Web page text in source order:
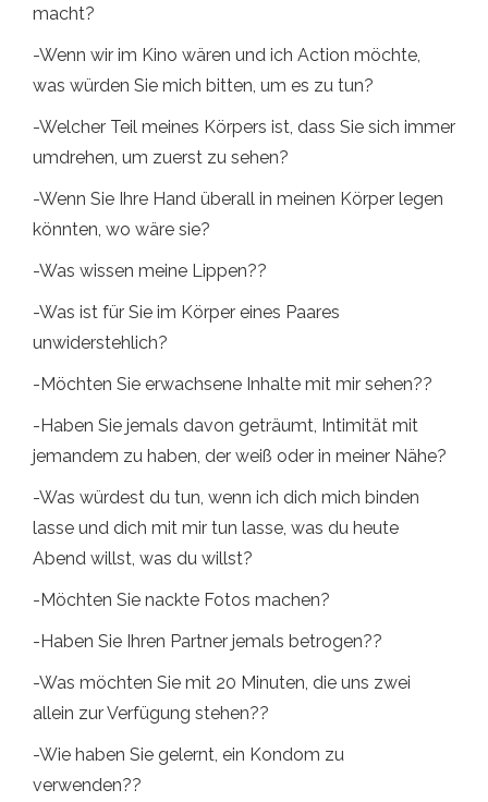
macht?
-Wenn wir im Kino wären und ich Action möchte,
was würden Sie mich bitten, um es zu tun?
-Welcher Teil meines Körpers ist, dass Sie sich immer
umdrehen, um zuerst zu sehen?
-Wenn Sie Ihre Hand überall in meinen Körper legen
könnten, wo wäre sie?
-Was wissen meine Lippen??
-Was ist für Sie im Körper eines Paares
unwiderstehlich?
-Möchten Sie erwachsene Inhalte mit mir sehen??
-Haben Sie jemals davon geträumt, Intimität mit
jemandem zu haben, der weiß oder in meiner Nähe?
-Was würdest du tun, wenn ich dich mich binden
lasse und dich mit mir tun lasse, was du heute
Abend willst, was du willst?
-Möchten Sie nackte Fotos machen?
-Haben Sie Ihren Partner jemals betrogen??
-Was möchten Sie mit 20 Minuten, die uns zwei
allein zur Verfügung stehen??
-Wie haben Sie gelernt, ein Kondom zu
verwenden??